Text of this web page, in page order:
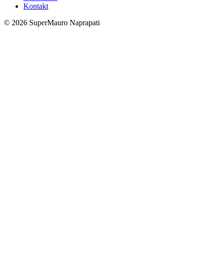
Kontakt
© 2026 SuperMauro Naprapati